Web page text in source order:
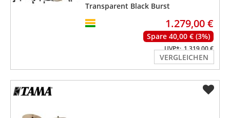
Transparent Black Burst
1.279,00 €
Spare 40,00 € (3%)
UVP*: 1.319,00 €
VERGLEICHEN